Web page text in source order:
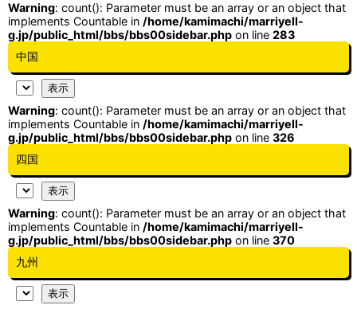
Warning: count(): Parameter must be an array or an object that
implements Countable in /home/kamimachi/marriyell-
g.jp/public_html/bbs/bbs00sidebar.php on line 283
中国
Warning: count(): Parameter must be an array or an object that
implements Countable in /home/kamimachi/marriyell-
g.jp/public_html/bbs/bbs00sidebar.php on line 326
四国
Warning: count(): Parameter must be an array or an object that
implements Countable in /home/kamimachi/marriyell-
g.jp/public_html/bbs/bbs00sidebar.php on line 370
九州